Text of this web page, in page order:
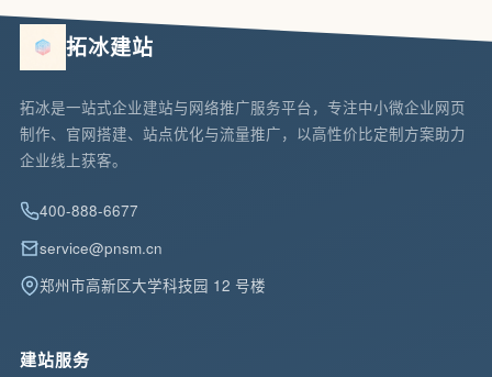
拓冰建站
拓冰是一站式企业建站与网络推广服务平台，专注中小微企业网页
制作、官网搭建、站点优化与流量推广，以高性价比定制方案助力
企业线上获客。
400-888-6677
service@pnsm.cn
郑州市高新区大学科技园 12 号楼
建站服务